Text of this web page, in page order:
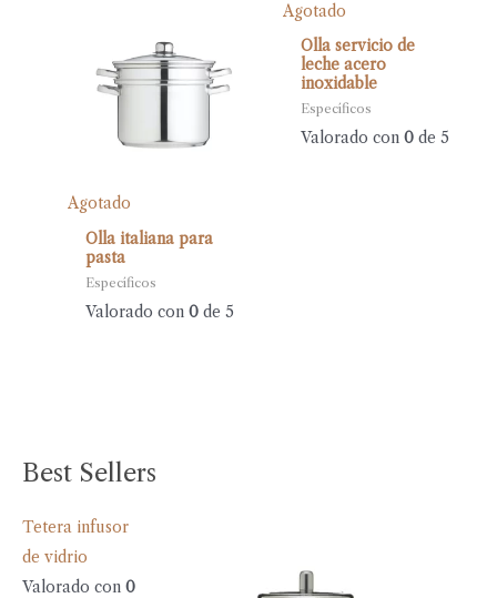
Agotado
Olla italiana para
pasta
Específicos
Valorado con0 de 5
Agotado
Olla servicio de
leche acero
inoxidable
Específicos
Valorado con 0de 5
Best Sellers
Tetera infusor
de vidrio
Valorado con 0